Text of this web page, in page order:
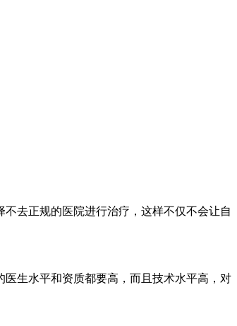
去正规的医院进行治疗，这样不仅不会让自
生水平和资质都要高，而且技术水平高，对